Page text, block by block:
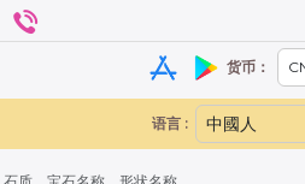
货币：
语言 :